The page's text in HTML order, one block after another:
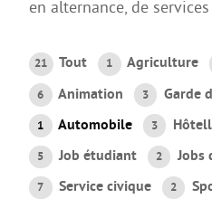
Étranger·es en France
Agir au quotidien
Etre bénévole ou
Créer mon projet
Créer mon entreprise
EMPLOI
en alternance, de
21 Tout 1 Agriculture
6 Animation 3 Garde
1 Automobile 3
5 Job étudiant 2 Jobs
7 Service civique 2